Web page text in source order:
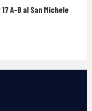
A-B al San Michele